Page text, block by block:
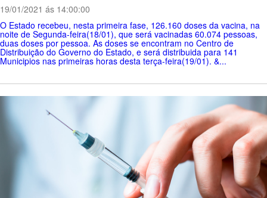
19/01/2021 ás 14:00:00
O Estado recebeu, nesta primeira fase, 126.160 doses da vacina, na
noite de Segunda-feira(18/01), que será vacinadas 60.074 pessoas,
duas doses por pessoa. As doses se encontram no Centro de
Distribuição do Governo do Estado, e será distribuida para 141
Municipios nas primeiras horas desta terça-feira(19/01). &...